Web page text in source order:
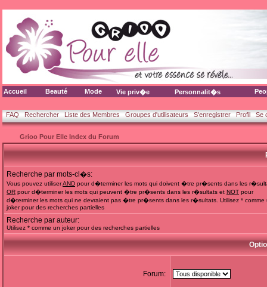
Accueil Beauté Mode Vie priv�e Personnalit�s
FAQ Rechercher Liste des Membres Groupes d'utilisateurs S'enregistrer Profil Se
Grioo Pour Elle Index du Forum
Recherche par mots-cl�s:
Vous pouvez utiliserAND pour d�terminer les mots qui doivent �tre pr�sents dans les
OR pour d�terminer les mots qui peuvent �tre pr�sents dans les r�sultats et NOT pour
d�terminer les mots qui ne devraient pas �tre pr�sents dans les r�sultats. Utilisez * comme
joker pour des recherches partielles
Recherche par auteur:
Utilisez * comme un joker pour des recherches partielles
Forum: